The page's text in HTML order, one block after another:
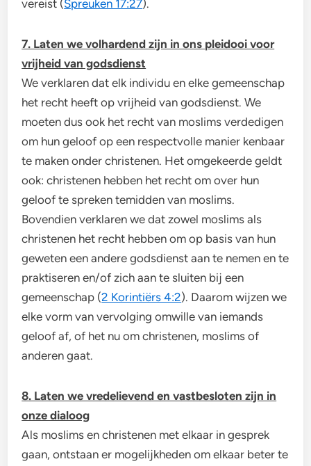
vereist (Spreuken 17:27).
7. Laten we volhardend zijn in ons pleidooi voor
vrijheid van godsdienst
We verklaren dat elk individu en elke gemeenschap
het recht heeft op vrijheid van godsdienst. We
moeten dus ook het recht van moslims verdedigen
om hun geloof op een respectvolle manier kenbaar
te maken onder christenen. Het omgekeerde geldt
ook: christenen hebben het recht om over hun
geloof te spreken temidden van moslims.
Bovendien verklaren we dat zowel moslims als
christenen het recht hebben om op basis van hun
geweten een andere godsdienst aan te nemen en te
praktiseren en/of zich aan te sluiten bij een
gemeenschap (2 Korintiërs 4:2). Daarom wijzen we
elke vorm van vervolging omwille van iemands
geloof af, of het nu om christenen, moslims of
anderen gaat.
8. Laten we vredelievend en vastbesloten zijn in
onze dialoog
Als moslims en christenen met elkaar in gesprek
gaan, ontstaan er mogelijkheden om elkaar beter te